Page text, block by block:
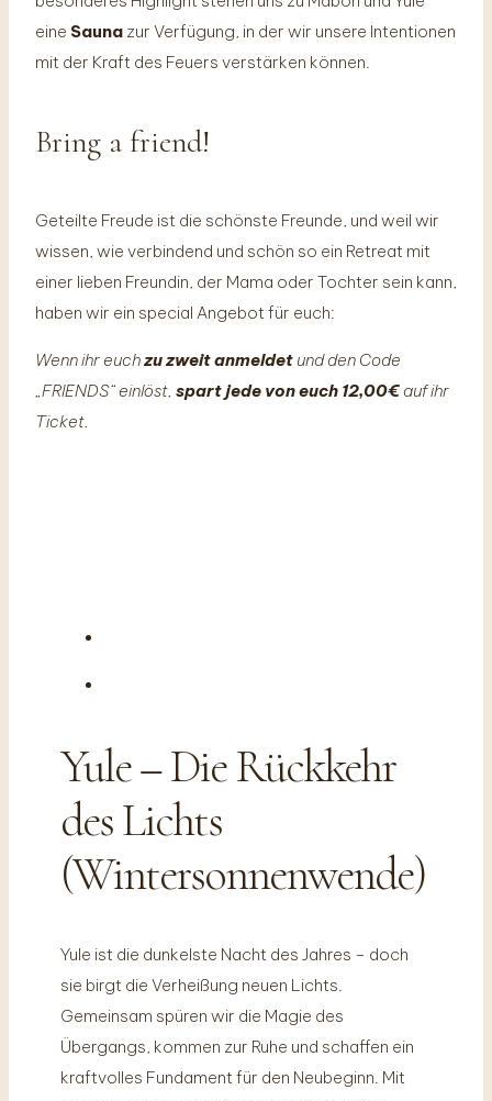
eine Sauna zur Verfügung, in der wir unsere Intentionen
mit der Kraft des Feuers verstärken können.
Bring a friend!
Geteilte Freude ist die schönste Freunde, und weil wir
wissen, wie verbindend und schön so ein Retreat mit
einer lieben Freundin, der Mama oder Tochter sein kann,
haben wir ein special Angebot für euch:
Wenn ihr euchzu zweit anmeldet und den Code
„FRIENDS“ einlöst, spart jede von euch 12,00€auf ihr
Ticket.
Yule – Die Rückkehr
des Lichts
(Wintersonnenwende)
Yule ist die dunkelste Nacht des Jahres – doch
sie birgt die Verheißung neuen Lichts.
Gemeinsam spüren wir die Magie des
Übergangs, kommen zur Ruhe und schaffen ein
kraftvolles Fundament für den Neubeginn. Mit